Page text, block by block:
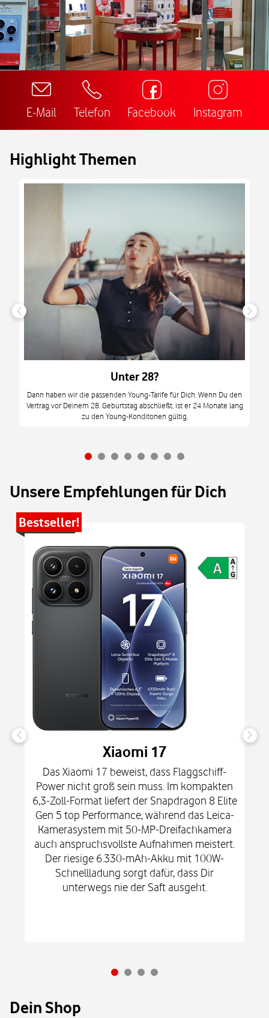
E-Mail Telefon Facebook Instagram
Highlight Themen
Unter 28?
Dann haben wir die passenden Young-Tarife für Dich. Wenn Du den
Vertrag vor Deinem 28. Geburtstag abschließt, ist er 24 Monate lang
zu den Young-Konditonen gültig.
Unsere Empfehlungen für Dich
Bestseller!
Xiaomi 17
Das Xiaomi 17 beweist, dass Flaggschiff-
Power nicht groß sein muss. Im kompakten
6,3-Zoll-Format liefert der Snapdragon 8 Elite
Gen 5 top Performance, während das Leica-
Kamerasystem mit 50-MP-Dreifachkamera
auch anspruchsvollste Aufnahmen meistert.
Der riesige 6.330-mAh-Akku mit 100W-
Schnellladung sorgt dafür, dass Dir
unterwegs nie der Saft ausgeht.
Dein Shop